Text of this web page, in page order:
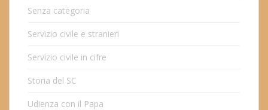
Senza categoria
Servizio civile e stranieri
Servizio civile in cifre
Storia del SC
Udienza con il Papa